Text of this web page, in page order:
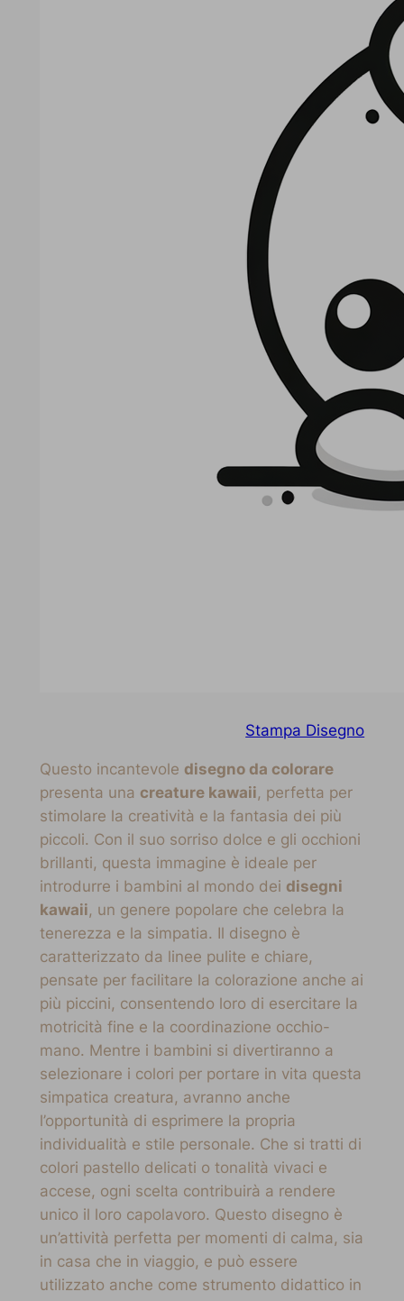
Stampa Disegno
Questo incantevole disegno da colorare
presenta una creature kawaii, perfetta per
stimolare la creatività e la fantasia dei più
piccoli. Con il suo sorriso dolce e gli occhioni
brillanti, questa immagine è ideale per
introdurre i bambini al mondo dei disegni
kawaii, un genere popolare che celebra la
tenerezza e la simpatia. Il disegno è
caratterizzato da linee pulite e chiare,
pensate per facilitare la colorazione anche ai
più piccini, consentendo loro di esercitare la
motricità fine e la coordinazione occhio-
mano. Mentre i bambini si divertiranno a
selezionare i colori per portare in vita questa
simpatica creatura, avranno anche
l’opportunità di esprimere la propria
individualità e stile personale. Che si tratti di
colori pastello delicati o tonalità vivaci e
accese, ogni scelta contribuirà a rendere
unico il loro capolavoro. Questo disegno è
un’attività perfetta per momenti di calma, sia
in casa che in viaggio, e può essere
utilizzato anche come strumento didattico in